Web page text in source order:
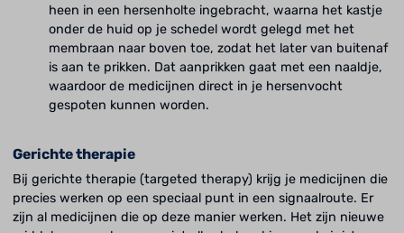
heen in een hersenholte ingebracht, waarna het kastje
onder de huid op je schedel wordt gelegd met het
membraan naar boven toe, zodat het later van buitenaf
is aan te prikken. Dat aanprikken gaat met een naaldje,
waardoor de medicijnen direct in je hersenvocht
gespoten kunnen worden.
Gerichte therapie
Bij gerichte therapie (targeted therapy) krijg je medicijnen die
precies werken op een speciaal punt in een signaalroute. Er
zijn al medicijnen die op deze manier werken. Het zijn nieuwe